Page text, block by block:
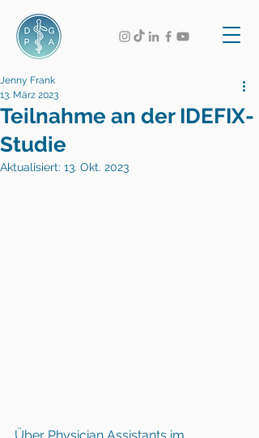
Teilnahme an der IDEFIX-
Studie
Jenny Frank
13. März 2023
Aktualisiert: 13. Okt. 2023